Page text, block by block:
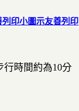
友善列印
行時間約為10分